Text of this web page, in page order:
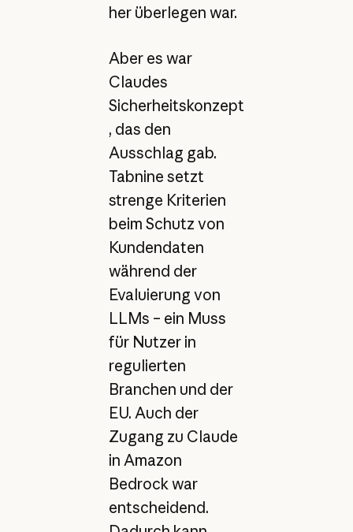
her überlegen war.
Aber es war
Claudes
Sicherheitskonzept
, das den
Ausschlag gab.
Tabnine setzt
strenge Kriterien
beim Schutz von
Kundendaten
während der
Evaluierung von
LLMs – ein Muss
für Nutzer in
regulierten
Branchen und der
EU. Auch der
Zugang zu Claude
in Amazon
Bedrock war
entscheidend.